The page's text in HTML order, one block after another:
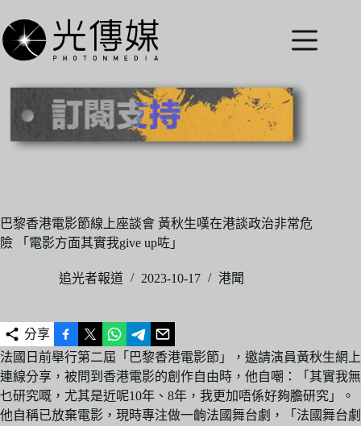
至
主
內
巴黎香港電影節線上座談會 黃秋生嘆在港談政治非常危
險 「電影方面其實我give up咗」
追光者報道 2023-10-17 港聞
分享
法國日前舉行第二屆「巴黎香港電影節」，邀請演員黃秋生網上
連線分享，被問到香港電影的創作自由時，他自嘲：「其實我無
乜研究嘅，尤其是近呢10年、8年，我更加唔係好夠膽研究」。
他自稱已放棄電影，現時專注做一齣法國舞台劇，「法國舞台劇